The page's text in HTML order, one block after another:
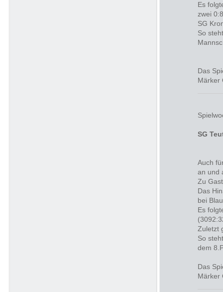
Es
zwei
SG
So
Das
Märker
SG
Auch
an und
Zu
Das
bei
Es
Zuletzt
So
dem
Das
Märker